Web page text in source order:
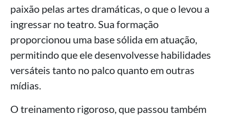
paixão pelas artes dramáticas, o que o levou a
ingressar no teatro. Sua formação
proporcionou uma base sólida em atuação,
permitindo que ele desenvolvesse habilidades
versáteis tanto no palco quanto em outras
mídias.
O treinamento rigoroso, que passou também